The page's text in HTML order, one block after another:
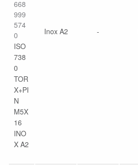
668
999
574
0
ISO
738
0
TOR
X+PI
N
M5X
16
INO
X A2
Inox A2 -